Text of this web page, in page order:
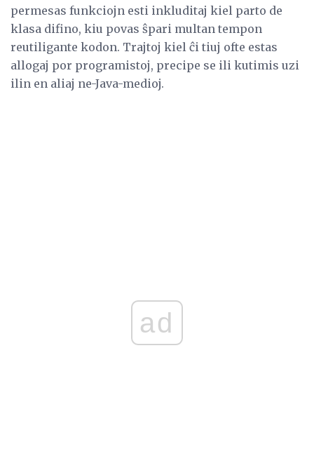
permesas funkciojn esti inkluditaj kiel parto de
klasa difino, kiu povas ŝpari multan tempon
reutiligante kodon. Trajtoj kiel ĉi tiuj ofte estas
allogaj por programistoj, precipe se ili kutimis uzi
ilin en aliaj ne-Java-medioj.
ad